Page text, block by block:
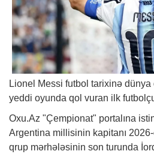
Lionel Messi futbol tarixinə dünya
yeddi oyunda qol vuran ilk
Oxu.Az "Çempionat" portalına
Argentina millisinin kapitanı 2026-
qrup mərhələsinin son turunda